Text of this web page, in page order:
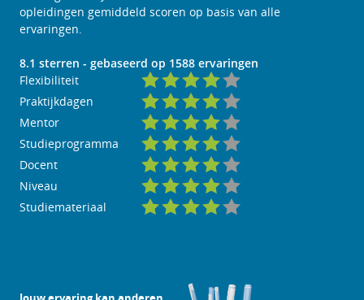
opleidingen gemiddeld scoren op basis van alle
ervaringen.
8.1 sterren - gebaseerd op 1588 ervaringen
Flexibiliteit
Praktijkdagen
Mentor
Studieprogramma
Docent
Niveau
Studiemateriaal